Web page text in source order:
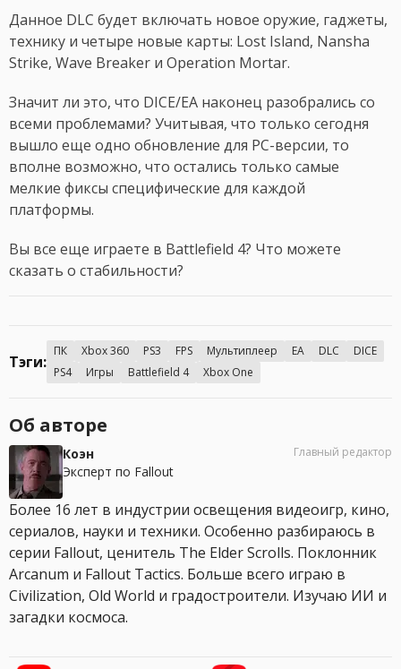
Данное DLC будет включать новое оружие, гаджеты,
технику и четыре новые карты: Lost Island, Nansha
Strike, Wave Breaker и Operation Mortar.
Значит ли это, что DICE/EA наконец разобрались со
всеми проблемами? Учитывая, что только сегодня
вышло еще одно обновление для PC-версии, то
вполне возможно, что остались только самые
мелкие фиксы специфические для каждой
платформы.
Вы все еще играете в Battlefield 4? Что можете
сказать о стабильности?
Тэги:
ПК Xbox 360 PS3 FPS Мультиплеер EA DLC
DICE
PS4
Игры Battlefield 4 Xbox One
Об авторе
Коэн
Эксперт по Fallout
Главный редактор
Более 16 лет в индустрии освещения видеоигр, кино,
сериалов, науки и техники. Особенно разбираюсь в
серии Fallout, ценитель The Elder Scrolls. Поклонник
Arcanum и Fallout Tactics. Больше всего играю в
Civilization, Old World и градостроители. Изучаю ИИ и
загадки космоса.